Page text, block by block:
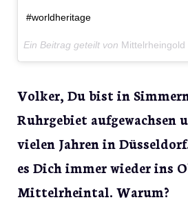
#worldheritage
Ein Beitrag geteilt von Mittelrheingold
Volker, Du bist in
Ruhrgebiet aufgewachsen
vielen Jahren in
es Dich immer wieder ins
Mittelrheintal. Warum?